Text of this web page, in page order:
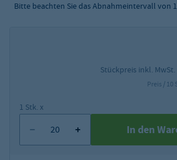
Bitte beachten Sie das Abnahmeintervall von
Stückpreis inkl. MwSt.
Preis / 10
1 Stk. x
In den